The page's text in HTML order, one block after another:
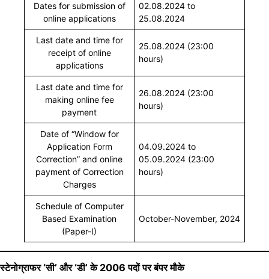
Dates for submission of
online applications
02.08.2024 to
25.08.2024
Last date and time for
receipt of online
applications
25.08.2024 (23:00
hours)
Last date and time for
making online fee
payment
26.08.2024 (23:00
hours)
Date of “Window for
Application Form
Correction” and online
payment of Correction
Charges
04.09.2024 to
05.09.2024 (23:00
hours)
Schedule of Computer
Based Examination
(Paper-I)
October-November, 2024
स्टेनोग्राफर ‘सी’ और ‘डी’ के 2006 पदों पर बंपर मौके